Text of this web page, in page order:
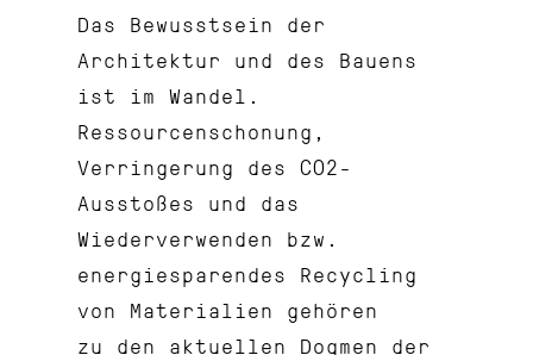
Das Bewusstsein der
Architektur und des Bauens
ist im Wandel.
Ressourcenschonung,
Verringerung des CO2-
Ausstoßes und das
Wiederverwenden bzw.
energiesparendes Recycling
von Materialien gehören
zu den aktuellen Dogmen der